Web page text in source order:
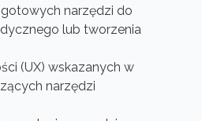
narzędzi do
lub tworzenia
(UX) wskazanych w
narzędzi